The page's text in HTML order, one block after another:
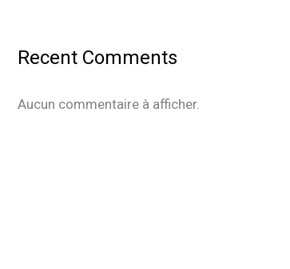
Recent Comments
Aucun commentaire à afficher.